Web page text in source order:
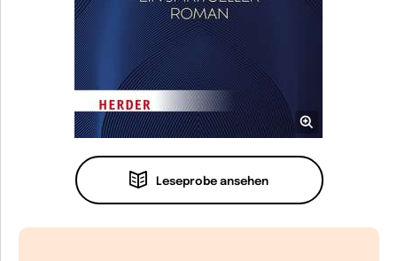
Leseprobe ansehen